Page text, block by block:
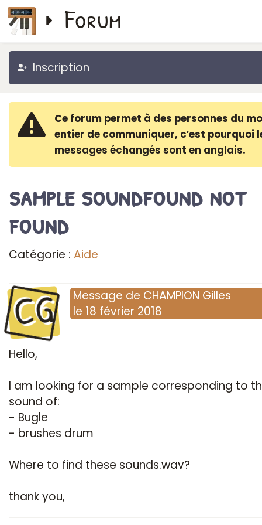
Forum
Inscription
Ce forum permet à des personnes du
entier de communiquer, c′est pourquoi
messages échangés sont en anglais.
sample soundfound not
found
Catégorie : Aide
CG Message de CHAMPION Gilles
le 18 février 2018
Hello,
I am looking for a sample corresponding to
sound of:
- Bugle
- brushes drum
Where to find these sounds.wav?
thank you,